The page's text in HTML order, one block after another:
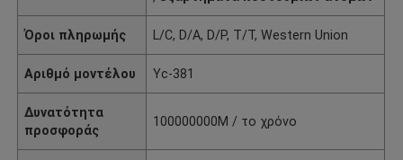
Όροι πληρωμής L/C, D/A, D/P, T/T, Western Union
Αριθμό μοντέλου Yc-381
Δυνατότητα
προσφοράς
100000000M / το χρόνο